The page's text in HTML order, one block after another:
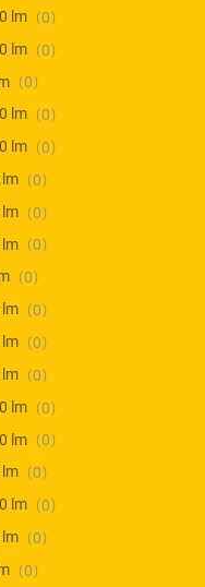
lm
0
lm
0
0
lm
0
lm
0
0
lm
0
lm
0
0
0
lm
0
0
lm
0
lm
0
0
lm
0
0
0